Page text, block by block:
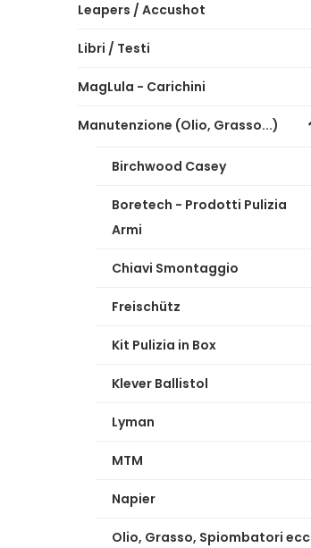
Leapers / Accushot
Libri / Testi
MagLula - Carichini
Manutenzione (Olio, Grasso...)
Birchwood Casey
Boretech - Prodotti Pulizia
Armi
Chiavi Smontaggio
Freischütz
Kit Pulizia in Box
Klever Ballistol
Lyman
MTM
Napier
Olio, Grasso, Spiombatori ecc